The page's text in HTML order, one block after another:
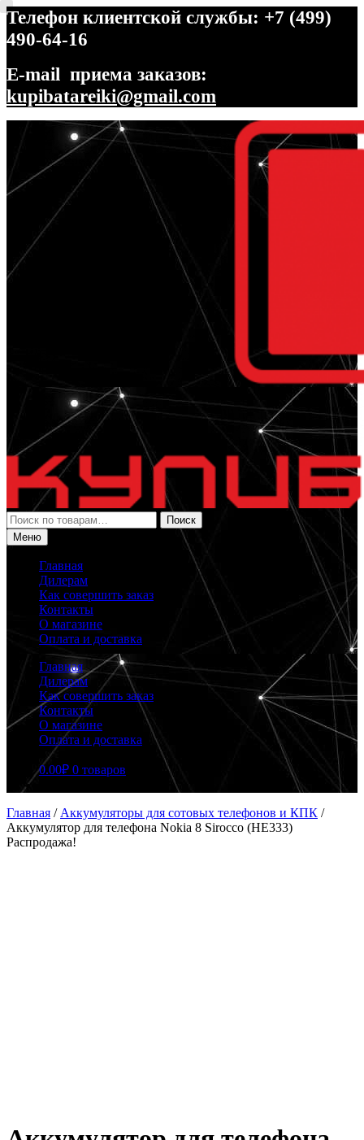
Телефон клиентской службы: +7 (499)
490-64-16
E-mail приема заказов:
kupibatareiki@gmail.com
Перейти
навигации
Перейти
содержимому
Искать:
Поиск
Меню
Главная
Дилерам
Как совершить заказ
Контакты
О магазине
Оплата и доставка
Главная
Дилерам
Как совершить заказ
Контакты
О магазине
Оплата и доставка
0.00₽ 0 товаров
Главная / Аккумуляторы для сотовых телефонов и КПК /
Аккумулятор для телефона Nokia 8 Sirocco (HE333)
Распродажа!